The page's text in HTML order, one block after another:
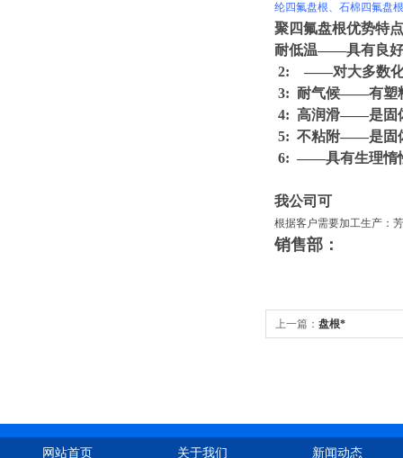
纶四氟盘根、石棉四氟盘
聚四氟盘根优势特
耐低温——具有良好
2: ——对大多数化
3: 耐气候——有塑
4: 高润滑——是固
5: 不粘附——是固
6: ——具有生理惰
我公司可
根据客户需要加工生产：芳
销售部：
上一篇： 盘根*
网站首页 关于我们 新闻动态